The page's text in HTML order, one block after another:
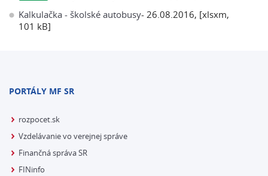
Kalkulačka - školské autobusy- 26.08.2016, [xlsxm,
101 kB]
PORTÁLY MF SR
rozpocet.sk
Vzdelávanie vo verejnej správe
Finančná správa SR
FINinfo